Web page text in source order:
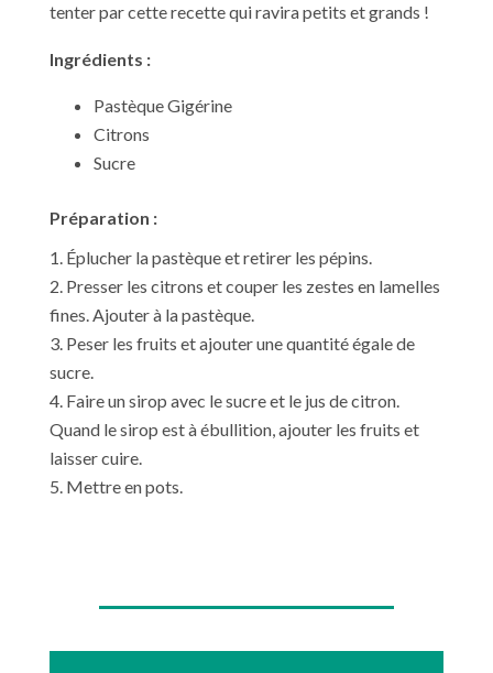
tenter par cette recette qui ravira petits et grands !
Ingrédients :
Pastèque Gigérine
Citrons
Sucre
Préparation :
Éplucher la pastèque et retirer les pépins.
Presser les citrons et couper les zestes en lamelles
fines. Ajouter à la pastèque.
Peser les fruits et ajouter une quantité égale de
sucre.
Faire un sirop avec le sucre et le jus de citron.
Quand le sirop est à ébullition, ajouter les fruits et
laisser cuire.
Mettre en pots.